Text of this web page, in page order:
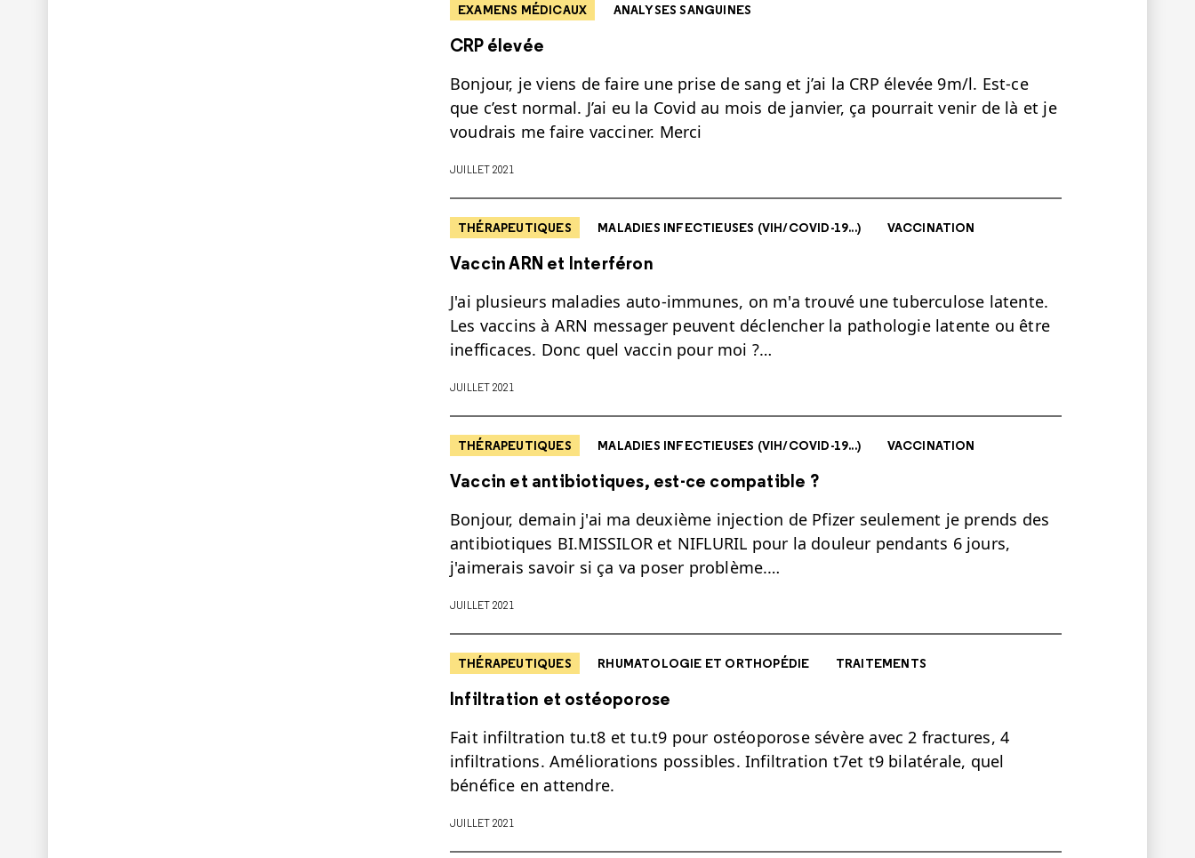
EXAMENS MÉDICAUX ANALYSES SANGUINES
CRP élevée
Bonjour, je viens de faire une prise de sang et j’ai la CRP élevée 9m/l. Est-ce
que c’est normal. J’ai eu la Covid au mois de janvier, ça pourrait venir de là et je
voudrais me faire vacciner. Merci
JUILLET 2021
THÉRAPEUTIQUES MALADIES INFECTIEUSES (VIH/COVID-19...) VACCINATION
Vaccin ARN et Interféron
J'ai plusieurs maladies auto-immunes, on m'a trouvé une tuberculose latente.
Les vaccins à ARN messager peuvent déclencher la pathologie latente ou être
inefficaces. Donc quel vaccin pour moi ?…
JUILLET 2021
THÉRAPEUTIQUES MALADIES INFECTIEUSES (VIH/COVID-19...) VACCINATION
Vaccin et antibiotiques, est-ce compatible ?
Bonjour, demain j'ai ma deuxième injection de Pfizer seulement je prends des
antibiotiques BI.MISSILOR et NIFLURIL pour la douleur pendants 6 jours,
j'aimerais savoir si ça va poser problème.…
JUILLET 2021
THÉRAPEUTIQUES RHUMATOLOGIE ET ORTHOPÉDIE TRAITEMENTS
Infiltration et ostéoporose
Fait infiltration tu.t8 et tu.t9 pour ostéoporose sévère avec 2 fractures, 4
infiltrations. Améliorations possibles. Infiltration t7et t9 bilatérale, quel
bénéfice en attendre.
JUILLET 2021